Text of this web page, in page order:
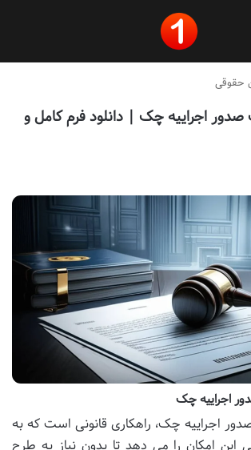
حقوقی
اجراییه چک | دانلود فرم کامل و
اجراییه چک
اجراییه چک، راهکاری قانونی است که به
این امکان را می دهد تا بدون نیاز به طرح